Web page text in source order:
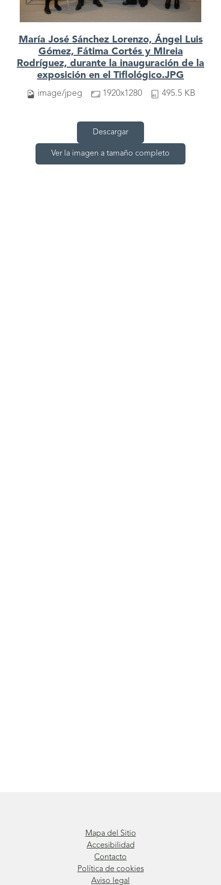
María José Sánchez Lorenzo, Ángel Luis
Gómez, Fátima Cortés y MIreia
Rodríguez, durante la inauguración de la
exposición en el Tiflológico.JPG
image/jpeg 1920x1280 495.5 KB
Descargar
Ver la imagen a tamaño completo
Mapa del Sitio
Accesibilidad
Contacto
Política de cookies
Aviso legal